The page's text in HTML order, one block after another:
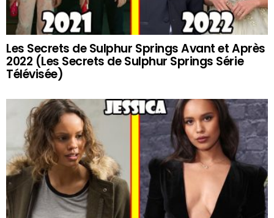
Les Secrets de Sulphur Springs Avant et Après
2022 (Les Secrets de Sulphur Springs Série
Télévisée)